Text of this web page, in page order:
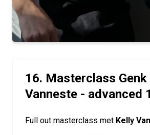
16. Masterclass Genk
Vanneste - advanced
Full out masterclass met Kelly